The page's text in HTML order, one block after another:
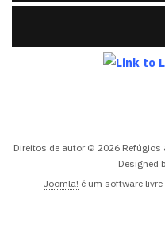
Direitos de autor © 2026 Refúgios
Designed
Joomla! é um software